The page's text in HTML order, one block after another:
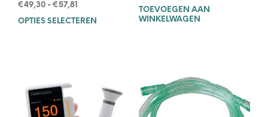
€49,30 - €57,81
€49,30
OPTIES SELECTEREN
Dit
Deze
optie
kan
TOEVOEGEN AAN
WINKELWAGEN